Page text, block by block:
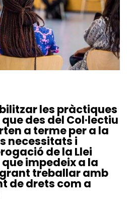
les pràctiques
des del Col·lectiu
a terme per a la
necessitats i
de la Llei
impedeix a la
treballar amb
de drets com a